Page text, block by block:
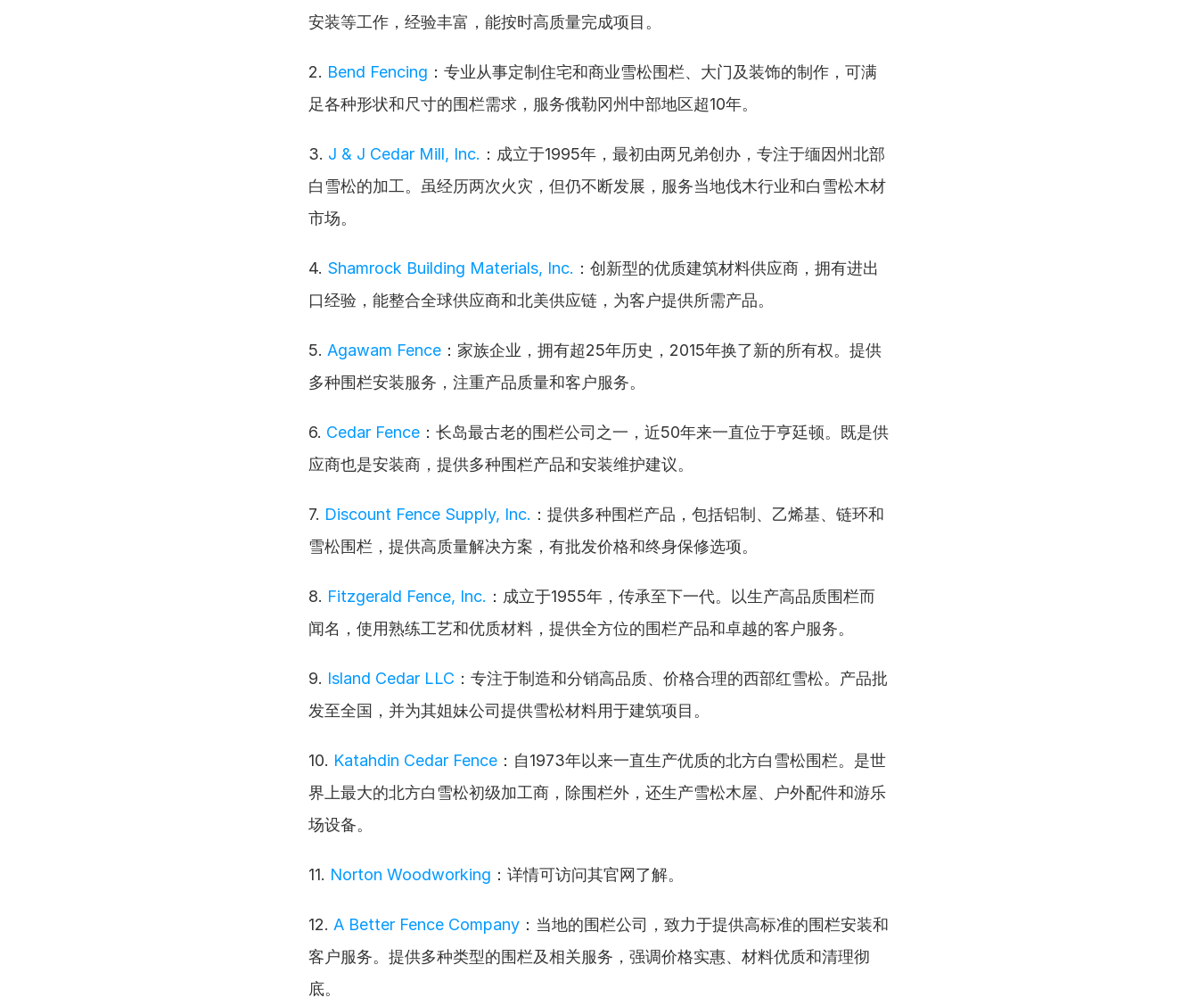
安装等工作，经验丰富，能按时高质量完成项目。
2. Bend Fencing ：专业从事定制住宅和商业雪松围栏、大门及装饰的制作，可满
足各种形状和尺寸的围栏需求，服务俄勒冈州中部地区超10年。
3. J & J Cedar Mill, Inc. ：成立于1995年，最初由两兄弟创办，专注于缅因州北部
白雪松的加工。虽经历两次火灾，但仍不断发展，服务当地伐木行业和白雪松木材
市场。
4. Shamrock Building Materials, Inc. ：创新型的优质建筑材料供应商，拥有进出
口经验，能整合全球供应商和北美供应链，为客户提供所需产品。
5. Agawam Fence ：家族企业，拥有超25年历史，2015年换了新的所有权。提供
多种围栏安装服务，注重产品质量和客户服务。
6. Cedar Fence ：长岛最古老的围栏公司之一，近50年来一直位于亨廷顿。既是供
应商也是安装商，提供多种围栏产品和安装维护建议。
7. Discount Fence Supply, Inc. ：提供多种围栏产品，包括铝制、乙烯基、链环和
雪松围栏，提供高质量解决方案，有批发价格和终身保修选项。
8. Fitzgerald Fence, Inc. ：成立于1955年，传承至下一代。以生产高品质围栏而
闻名，使用熟练工艺和优质材料，提供全方位的围栏产品和卓越的客户服务。
9. Island Cedar LLC ：专注于制造和分销高品质、价格合理的西部红雪松。产品批
发至全国，并为其姐妹公司提供雪松材料用于建筑项目。
10. Katahdin Cedar Fence ：自1973年以来一直生产优质的北方白雪松围栏。是世
界上最大的北方白雪松初级加工商，除围栏外，还生产雪松木屋、户外配件和游乐
场设备。
11. Norton Woodworking ：详情可访问其官网了解。
12. A Better Fence Company ：当地的围栏公司，致力于提供高标准的围栏安装和
客户服务。提供多种类型的围栏及相关服务，强调价格实惠、材料优质和清理彻
底。